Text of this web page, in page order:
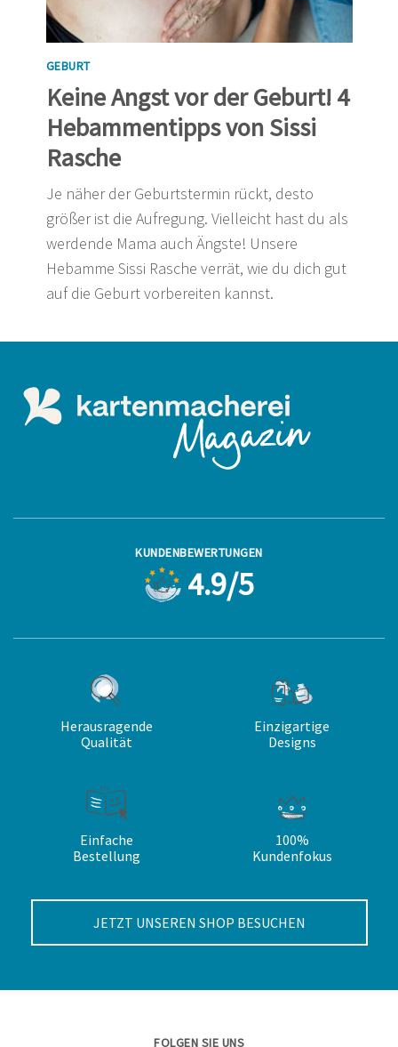
GEBURT
Keine Angst vor der Geburt! 4
Hebammentipps von Sissi
Rasche
Je näher der Geburtstermin rückt, desto
größer ist die Aufregung. Vielleicht hast du als
werdende Mama auch Ängste! Unsere
Hebamme Sissi Rasche verrät, wie du dich gut
auf die Geburt vorbereiten kannst.
KUNDENBEWERTUNGEN
4.9/5
Herausragende
Qualität
Einzigartige
Designs
Einfache
Bestellung
100%
Kundenfokus
JETZT UNSEREN SHOP BESUCHEN
FOLGEN SIE UNS